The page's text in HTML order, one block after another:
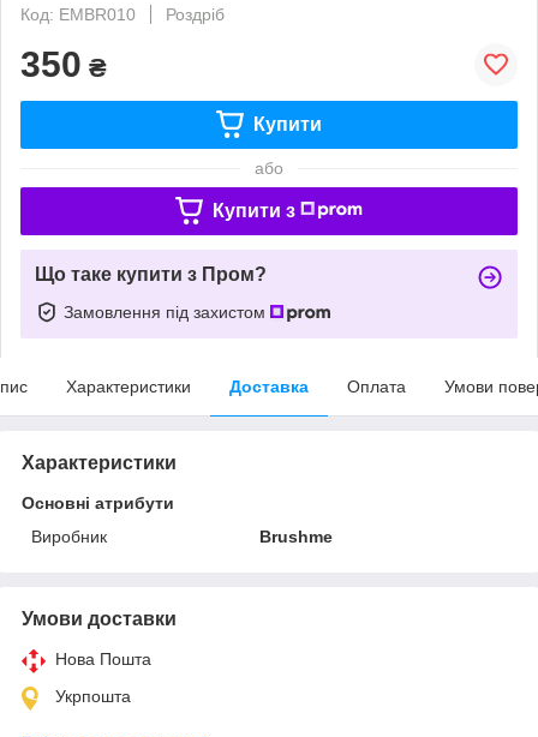
Код: EMBR010
Роздріб
350 ₴
Купити
або
Купити з
Що таке купити з Пром?
Замовлення під захистом
Характеристики Доставка Оплата Умови
Характеристики
Основні атрибути
Виробник
Brushme
Умови доставки
Нова Пошта
Укрпошта